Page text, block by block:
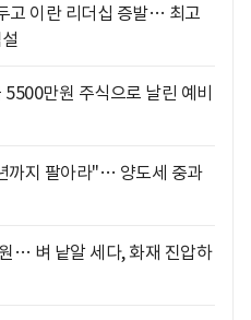
고 이란 리더십 증발… 최고
만원 주식으로 날린 예비
까지 팔아라"… 양도세 중과
… 벼 낱알 세다, 화재 진압하